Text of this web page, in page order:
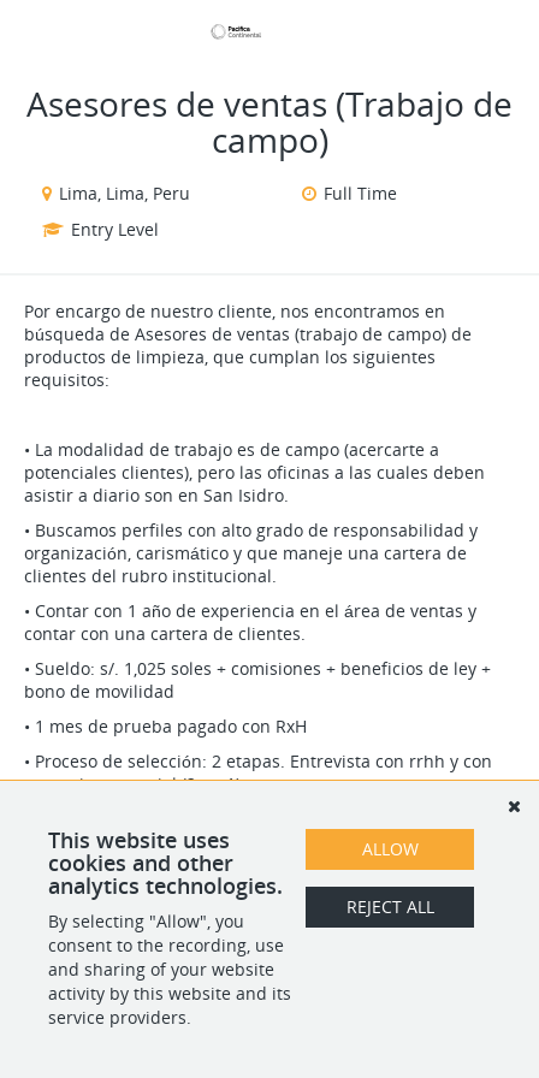
Asesores de ventas (Trabajo de
campo)
Lima, Lima, Peru
Full Time
Entry Level
Por encargo de nuestro cliente, nos encontramos en
búsqueda de Asesores de ventas (trabajo de campo) de
productos de limpieza, que cumplan los siguientes
requisitos:
• La modalidad de trabajo es de campo (acercarte a
potenciales clientes), pero las oficinas a las cuales deben
asistir a diario son en San Isidro.
• Buscamos perfiles con alto grado de responsabilidad y
organización, carismático y que maneje una cartera de
clientes del rubro institucional.
• Contar con 1 año de experiencia en el área de ventas y
contar con una cartera de clientes.
• Sueldo: s/. 1,025 soles + comisiones + beneficios de ley +
bono de movilidad
• 1 mes de prueba pagado con RxH
• Proceso de selección: 2 etapas. Entrevista con rrhh y con
gerencia comercial (2 en 1).
SHARE APPLY
This website uses
cookies and other
analytics technologies.
By selecting "Allow", you
consent to the recording, use
and sharing of your website
activity by this website and its
service providers.
ALLOW
REJECT ALL
POWERED BY